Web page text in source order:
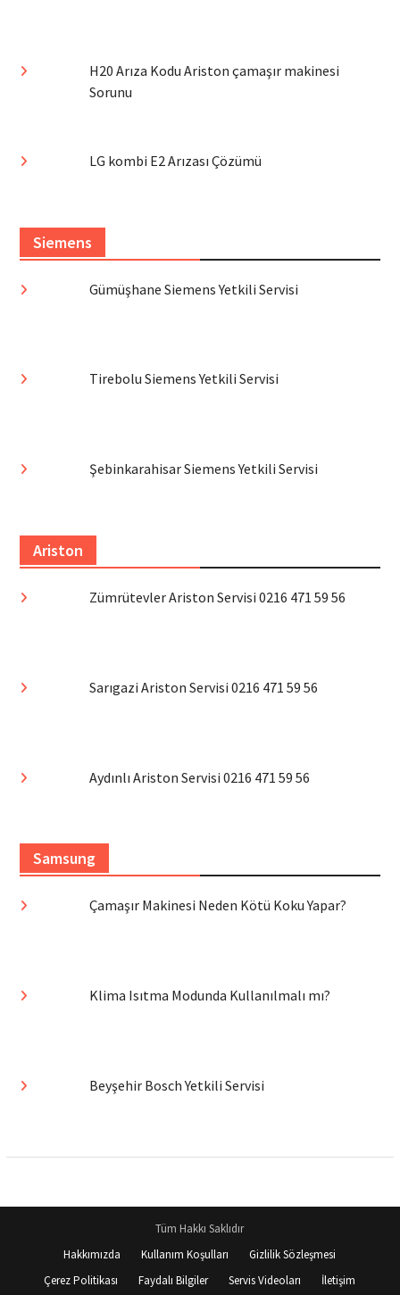
H20 Arıza Kodu Ariston çamaşır makinesi
Sorunu
LG kombi E2 Arızası Çözümü
Siemens
Gümüşhane Siemens Yetkili Servisi
Tirebolu Siemens Yetkili Servisi
Şebinkarahisar Siemens Yetkili Servisi
Ariston
Zümrütevler Ariston Servisi 0216 471 59 56
Sarıgazi Ariston Servisi 0216 471 59 56
Aydınlı Ariston Servisi 0216 471 59 56
Samsung
Çamaşır Makinesi Neden Kötü Koku Yapar?
Klima Isıtma Modunda Kullanılmalı mı?
Beyşehir Bosch Yetkili Servisi
Tüm Hakkı Saklıdır
Hakkımızda
Kullanım Koşulları
Gizlilik Sözleşmesi
Çerez Politikası
Faydalı Bilgiler Servis Videoları İletişim